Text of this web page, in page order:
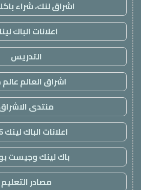
اشراق لنك، شراء
اعلانات الباك
التدريس
اشراق العالم عالم
منتدى
اعلانات الباك لينك 2026
باك لينك وجيست
مصادر التعليم